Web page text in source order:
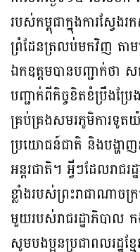
របស់កម្ពុជាក្នុងការស្វែង
ព្រំដែនត្រលប់មកវិញ តា
ឯកឧត្តមបានបញ្ជាក់ថា
បញ្ជាក់ពីកិច្ចខិតខំប្រឹងប្រែ
គ្រប់គ្រងសមរភូមិការទូត
ប្រយោជន៍ជាតិ និងបង្ហាញ
អន្តរជាតិ។ អ្វីៗដែលរាជ
ខ្លាំងរបស់ព្រះរាជាណាចក្រ
មួយរបស់រាជរដ្ឋាភិបាល
សូមបងប្អូនប្រជាពលរដ្ឋខ្